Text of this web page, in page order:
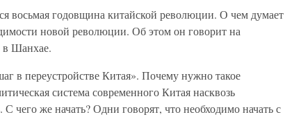
восьмая годовщина китайской революции. О чем думает
новой революции. Об этом он говорит на
в Шанхае.
в переустройстве Китая». Почему нужно такое
система современного Китая насквозь
чего же начать? Одни говорят, что необходимо начать с